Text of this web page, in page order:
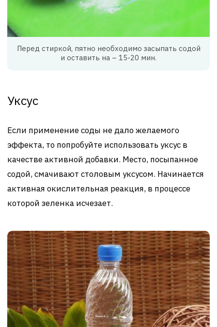
Перед стиркой, пятно необходимо засыпать содой
и оставить на – 15-20 мин.
Уксус
Если применение соды не дало желаемого
эффекта, то попробуйте использовать уксус в
качестве активной добавки. Место, посыпанное
содой, смачивают столовым уксусом. Начинается
активная окислительная реакция, в процессе
которой зеленка исчезает.